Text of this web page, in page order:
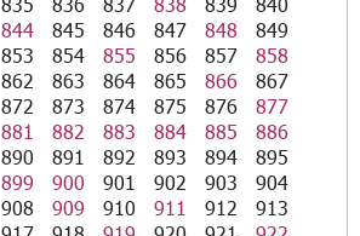
844 845 846 847 848
849
853 854 855 856 857
858
862 863 864 865 866
867
872 873 874 875 876
877
881 882 883 884 885
886
890 891 892 893 894
895
899 900 901 902 903
904
908 909 910 911 912
913